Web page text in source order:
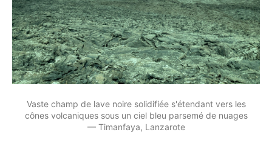
Vaste champ de lave noire solidifiée s'étendant vers les
cônes volcaniques sous un ciel bleu parsemé de nuages
— Timanfaya, Lanzarote